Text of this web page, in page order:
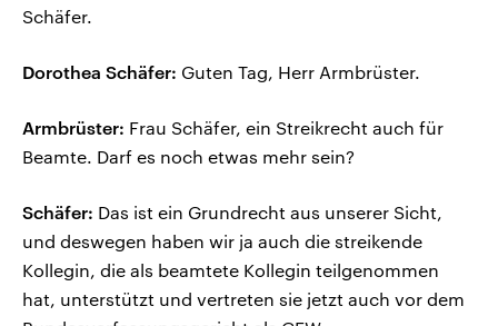
Schäfer.
Dorothea Schäfer: Guten Tag, Herr Armbrüster.
Armbrüster: Frau Schäfer, ein Streikrecht auch für
Beamte. Darf es noch etwas mehr sein?
Schäfer: Das ist ein Grundrecht aus unserer Sicht,
und deswegen haben wir ja auch die streikende
Kollegin, die als beamtete Kollegin teilgenommen
hat, unterstützt und vertreten sie jetzt auch vor dem